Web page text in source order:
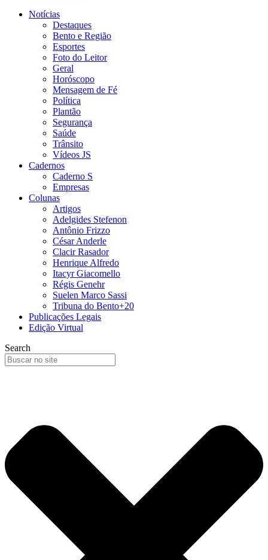
Notícias
Destaques
Bento e Região
Esportes
Foto do Leitor
Geral
Horóscopo
Mensagem de Fé
Política
Plantão
Segurança
Saúde
Trânsito
Vídeos JS
Cadernos
Caderno S
Empresas
Colunas
Artigos
Adelgides Stefenon
Antônio Frizzo
César Anderle
Clacir Rasador
Henrique Alfredo
Itacyr Giacomello
Régis Genehr
Suelen Marco Sassi
Tribuna do Bento+20
Publicações Legais
Edição Virtual
Search